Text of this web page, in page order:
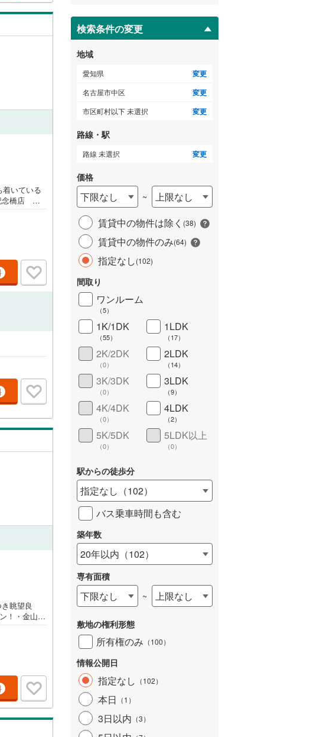
いている
念橋店 徒
業！当社
望いただけ
眺望良
！・金山駅
・LDKは
可能。毎
・伊勢山
・イオン
ジ
に
保
存
す
る
検索条件の変更
地域
愛知県 変更
名古屋市中区 変更
市区町村以下 未選択 変更
路線・駅
路線 未選択 変更
価格
下限なし ~
上限なし
賃貸中の物件は除く (38)
賃貸中の物件のみ(64)
指定なし(102)
間取り
ワンルーム
（5）
1K/1DK
（55）
1LDK
（17）
2K/2DK
（0）
2LDK
（14）
3K/3DK
（0）
3LDK
（9）
4K/4DK
（0）
4LDK
（2）
5K/5DK
（0）
5LDK以上
（0）
駅からの徒歩分
指定なし （102）
バス乗車時間も含む
築年数
20年以内 （102）
専有面積
下限なし ~ 上限なし
敷地の権利形態
所有権のみ （100）
情報公開日
指定なし （102）
本日 （1 ）
3日以内 （3）
（34）
ワイドバルコニー
詳しく見る